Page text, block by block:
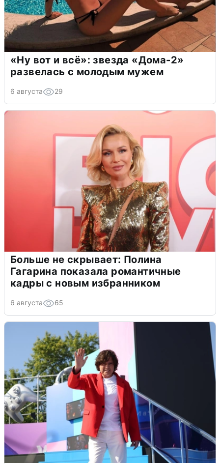
«Ну вот и всё»: звезда «Дома-2»
развелась с молодым мужем
6 августа 29
Больше не скрывает: Полина
Гагарина показала романтичные
кадры с новым избранником
6 августа 65